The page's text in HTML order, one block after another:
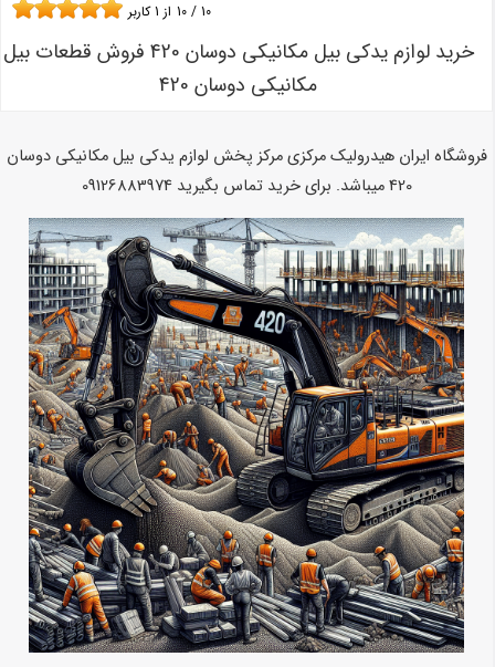
خرید لوازم یدکی بیل مکانیکی دوسان 420 فروش قطعات بیل
مکانیکی دوسان 420
10 / 10 از 1کاربر
فروشگاه ایران هیدرولیک مرکزی مرکز پخش لوازم یدکی بیل مکانیکی دوسان
420 میباشد. برای خرید تماس بگیرید 09126883974